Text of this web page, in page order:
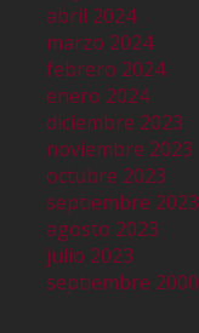
abril 2024
marzo 2024
febrero 2024
enero 2024
diciembre 2023
noviembre 2023
octubre 2023
septiembre 2023
agosto 2023
julio 2023
septiembre 2000